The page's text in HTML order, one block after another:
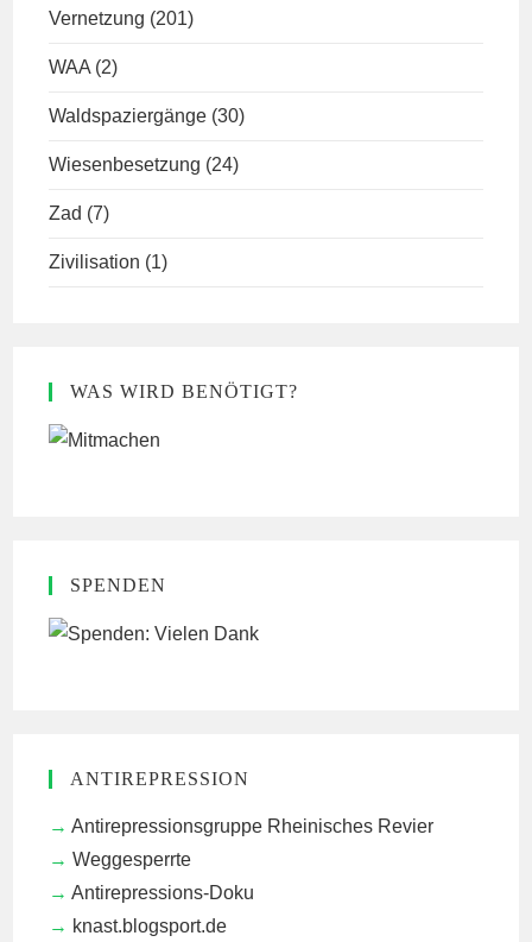
Vernetzung (201)
WAA (2)
Waldspaziergänge (30)
Wiesenbesetzung (24)
Zad (7)
Zivilisation (1)
WAS WIRD BENÖTIGT?
SPENDEN
ANTIREPRESSION
Antirepressionsgruppe Rheinisches Revier
Weggesperrte
Antirepressions-Doku
knast.blogsport.de